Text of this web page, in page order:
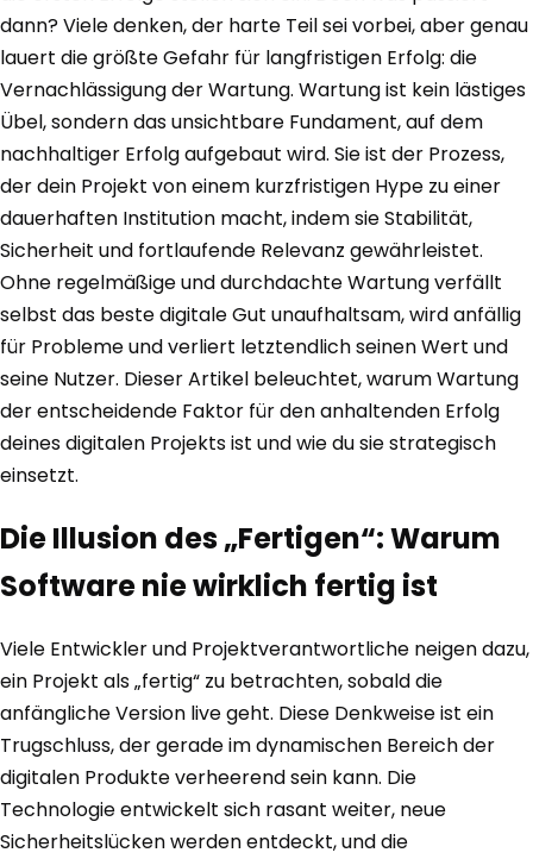
dann? Viele denken, der harte Teil sei vorbei, aber genau
lauert die größte Gefahr für langfristigen Erfolg: die
Vernachlässigung der Wartung. Wartung ist kein lästiges
Übel, sondern das unsichtbare Fundament, auf dem
nachhaltiger Erfolg aufgebaut wird. Sie ist der Prozess,
der dein Projekt von einem kurzfristigen Hype zu einer
dauerhaften Institution macht, indem sie Stabilität,
Sicherheit und fortlaufende Relevanz gewährleistet.
Ohne regelmäßige und durchdachte Wartung verfällt
selbst das beste digitale Gut unaufhaltsam, wird anfällig
für Probleme und verliert letztendlich seinen Wert und
seine Nutzer. Dieser Artikel beleuchtet, warum Wartung
der entscheidende Faktor für den anhaltenden Erfolg
deines digitalen Projekts ist und wie du sie strategisch
einsetzt.
Die Illusion des „Fertigen“: Warum
Software nie wirklich fertig ist
Viele Entwickler und Projektverantwortliche neigen dazu,
ein Projekt als „fertig“ zu betrachten, sobald die
anfängliche Version live geht. Diese Denkweise ist ein
Trugschluss, der gerade im dynamischen Bereich der
digitalen Produkte verheerend sein kann. Die
Technologie entwickelt sich rasant weiter, neue
Sicherheitslücken werden entdeckt, und die